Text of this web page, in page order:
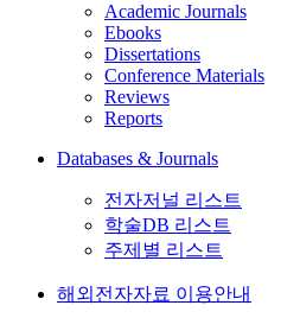
Academic Journals
Ebooks
Dissertations
Conference Materials
Reviews
Reports
Databases & Journals
전자저널 리스트
학술DB 리스트
주제별 리스트
해외전자자료 이용안내